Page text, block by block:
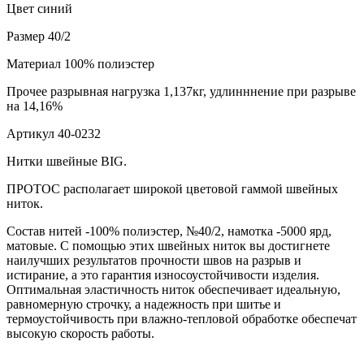
Цвет синий
Размер 40/2
Материал 100% полиэстер
Прочее разрывная нагрузка 1,137кг, удлинннение при разрыве
на 14,16%
Артикул 40-0232
Нитки швейные BIG.
ПРОТОС располагает широкой цветовой гаммой швейных
ниток.
Состав нитей -100% полиэстер, №40/2, намотка -5000 ярд,
матовые. С помощью этих швейных ниток вы достигнете
наилучших результатов прочности швов на разрыв и
истирание, а это гарантия износоустойчивости изделия.
Оптимальная эластичность ниток обеспечивает идеальную,
равномерную строчку, а надежность при шитье и
термоустойчивость при влажно-тепловой обработке обеспечат
высокую скорость работы.